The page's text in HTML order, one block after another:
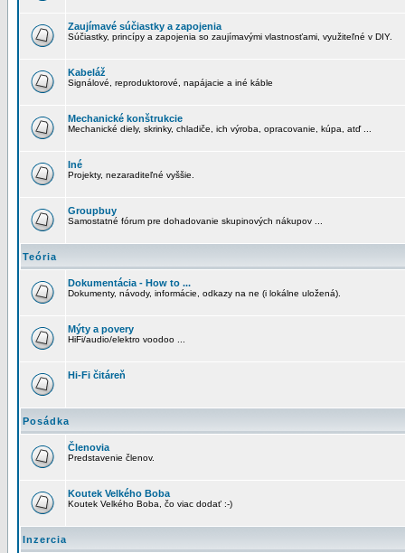
Zaujímavé súčiastky a zapojenia
Súčiastky, princípy a zapojenia so zaujímavými vlastnosťami, využiteľné v DIY.
Kabeláž
Signálové, reproduktorové, napájacie a iné káble
Mechanické konštrukcie
Mechanické diely, skrinky, chladiče, ich výroba, opracovanie, kúpa, atď ...
Iné
Projekty, nezaraditeľné vyššie.
Groupbuy
Samostatné fórum pre dohadovanie skupinových nákupov ...
Teória
Dokumentácia - How to ...
Dokumenty, návody, informácie, odkazy na ne (i lokálne uložená).
Mýty a povery
HiFi/audio/elektro voodoo ...
Hi-Fi čitáreň
Posádka
Členovia
Predstavenie členov.
Koutek Velkého Boba
Koutek Velkého Boba, čo viac dodať :-)
Inzercia